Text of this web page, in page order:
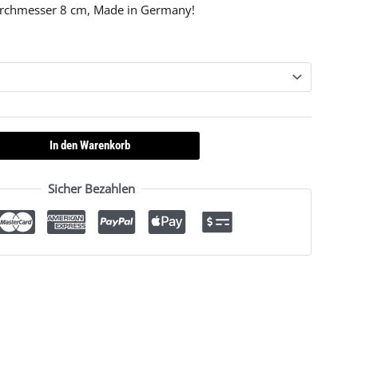
8 cm, Made in Germany!
In den Warenkorb
Sicher Bezahlen